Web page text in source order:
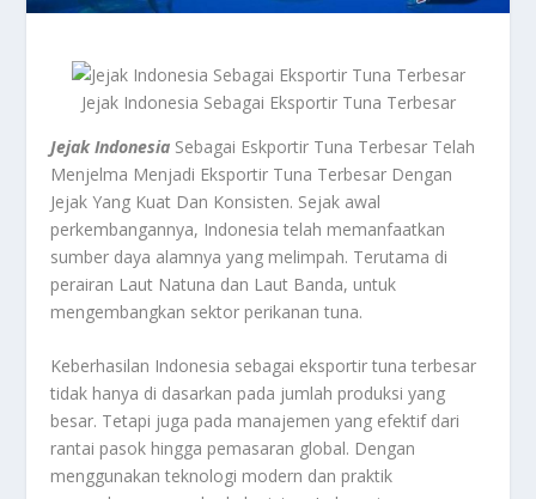
Jejak Indonesia Sebagai Eksportir Tuna Terbesar
Jejak Indonesia Sebagai Eskportir Tuna Terbesar Telah
Menjelma Menjadi Eksportir Tuna Terbesar Dengan
Jejak Yang Kuat Dan Konsisten. Sejak awal
perkembangannya, Indonesia telah memanfaatkan
sumber daya alamnya yang melimpah. Terutama di
perairan Laut Natuna dan Laut Banda, untuk
mengembangkan sektor perikanan tuna.
Keberhasilan Indonesia sebagai eksportir tuna terbesar
tidak hanya di dasarkan pada jumlah produksi yang
besar. Tetapi juga pada manajemen yang efektif dari
rantai pasok hingga pemasaran global. Dengan
menggunakan teknologi modern dan praktik